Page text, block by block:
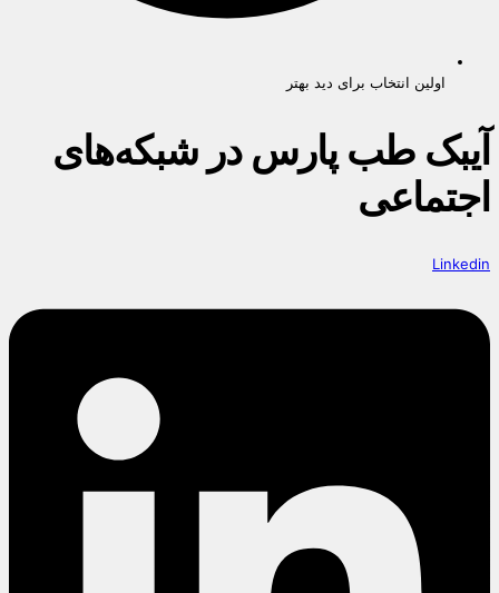
اولین انتخاب برای دید بهتر
آیبک طب پارس در شبکه‌های
اجتماعی
Linkedin